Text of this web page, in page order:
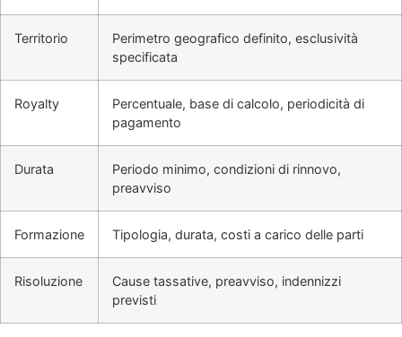
Territorio
Perimetro geografico definito, esclusività
specificata
Royalty
Percentuale, base di calcolo, periodicità di
pagamento
Durata
Periodo minimo, condizioni di rinnovo,
preavviso
Formazione Tipologia, durata, costi a carico delle parti
Risoluzione
Cause tassative, preavviso, indennizzi
previsti